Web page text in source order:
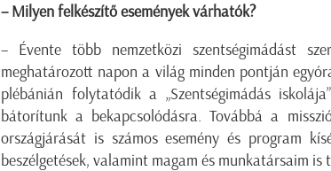
– Milyen felkészítő események várhatók?
– Évente több nemzetközi szentségimádást
meghatározott napon a világ minden pontján
plébánián folytatódik a „Szentségimádás
bátorítunk a bekapcsolódásra. Továbbá a
országjárását is számos esemény és program
beszélgetések, valamint magam és munkatársaim